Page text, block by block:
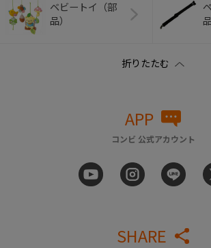
ベビートイ（部
品）
APP
コンビ 公式アカウント
SHARE